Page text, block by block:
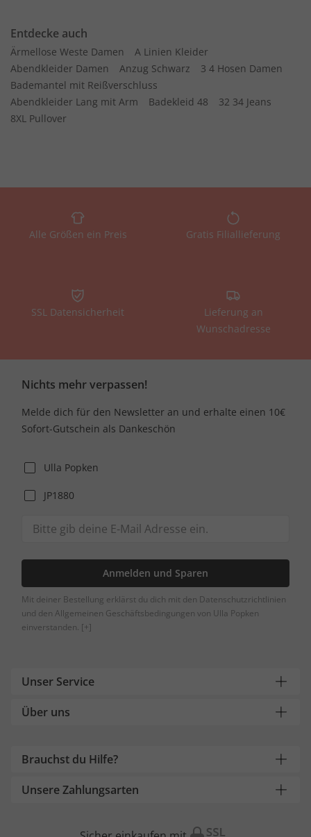
Entdecke auch
Ärmellose Weste Damen
A Linien Kleider
Abendkleider Damen
Anzug Schwarz
3 4 Hosen Damen
Bademantel mit Reißverschluss
Abendkleider Lang mit Arm
Badekleid 48
32 34 Jeans
8XL Pullover
Alle Größen ein Preis Gratis Filiallieferung
SSL Datensicherheit
Lieferung an
Wunschadresse
Nichts mehr verpassen!
Melde dich für den Newsletter an und erhalte einen 10€
Sofort-Gutschein als Dankeschön
Ulla Popken
JP1880
Anmelden und Sparen
Mit deiner Bestellung erklärst du dich mit den Datenschutzrichtlinien
und den Allgemeinen Geschäftsbedingungen von Ulla Popken
einverstanden. [+]
Unser Service
Über uns
Brauchst du Hilfe?
Unsere Zahlungsarten